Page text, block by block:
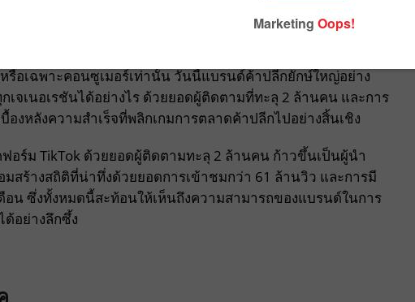
รือเฉพาะคอนซูเมอร์เท่านั้น วันนี้แบรนด์ค้าปลีกยักษ์ใหญ่อย่าง
จเนอเรชันได้อย่างไร ด้วยยอดผู้ติดตามที่ทะลุ 2 ล้านคน และการ
งหลังความสำเร็จที่พลิกเกมการตลาดค้าปลีกไปอย่างสิ้นเชิง
อร์ม TikTok ด้วยยอดผู้ติดตามทะลุ 2 ล้านคน ก้าวขึ้นเป็นผู้นำ
สร้างสถิติที่น่าทึ่งด้วยยอดการเข้าชมกว่า 61 ล้านวิว และการมี
อน ซึ่งทั้งหมดนี้สะท้อนให้เห็นถึงความสามารถของแบรนด์ในการ
อย่างลึกซึ้ง